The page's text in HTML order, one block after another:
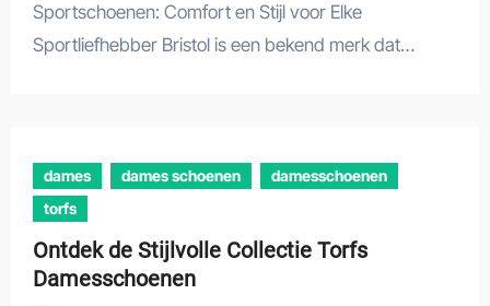
Sportschoenen: Comfort en Stijl voor Elke
Sportliefhebber Bristol is een bekend merk dat…
dames dames schoenen
damesschoenen
torfs
Ontdek de Stijlvolle Collectie Torfs
Damesschoenen